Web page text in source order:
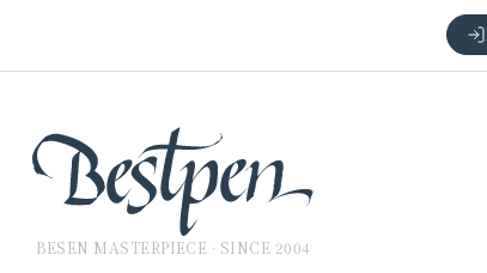
BESEN MASTERPIECE · SINCE 2004